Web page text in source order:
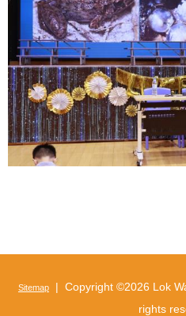
Sitemap | Copyright ©2026 Lok
rights